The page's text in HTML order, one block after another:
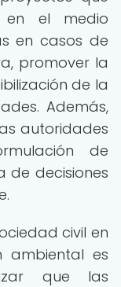
en el medio
en casos de
promover la
de la
Además,
autoridades
de
de decisiones
civil en
ambiental es
que las